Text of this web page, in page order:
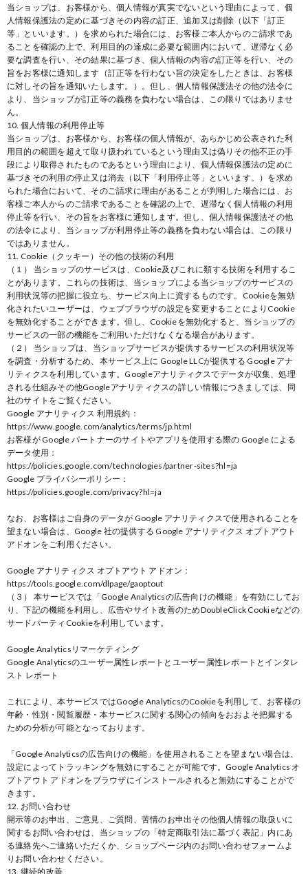
当ショップは、お客様から、個人情報が真実でないという理由によって、個
人情報保護法の定めに基づきその内容の訂正、追加又は削除（以下「訂正
等」といいます。）を求められた場合には、お客様ご本人からのご請求であ
ることを確認の上で、利用目的の達成に必要な範囲内において、遅滞なく必
要な調査を行い、その結果に基づき、個人情報の内容の訂正等を行い、その
旨をお客様に通知します（訂正等を行わない旨の決定をしたときは、お客様
に対しその旨を通知いたします。）。但し、個人情報保護法その他の法令に
より、当ショップが訂正等の義務を負わない場合は、この限りではありませ
ん。
10. 個人情報の利用停止等
当ショップは、お客様から、お客様の個人情報が、あらかじめ公表された利
用目的の範囲を超えて取り扱われているという理由又は偽りその他不正の手
段により取得されたものであるという理由により、個人情報保護法の定めに
基づきその利用の停止又は消去（以下「利用停止等」といいます。）を求め
られた場合において、そのご請求に理由があることが判明した場合には、お
客様ご本人からのご請求であることを確認の上で、遅滞なく個人情報の利用
停止等を行い、その旨をお客様に通知します。但し、個人情報保護法その他
の法令により、当ショップが利用停止等の義務を負わない場合は、この限り
ではありません。
11. Cookie（クッキー）その他の技術の利用
（１） 当ショップのサービスは、Cookie及びこれに類する技術を利用するこ
とがあります。これらの技術は、当ショップによる当ショップのサービスの
利用状況等の把握に役立ち、サービス向上に資するものです。Cookieを無効
化されたいユーザーは、ウェブブラウザの設定を変更することによりCookie
を無効化することができます。但し、Cookieを無効化すると、当ショップの
サービスの一部の機能をご利用いただけなくなる場合があります。
（２） 当ショップは、当ショップサービスが提供するサービスの利用状況等
を調査・分析するため、本サービス上に Google LLCが提供する Google アナ
リティクスを利用しています。Googleアナリティクスでデータが収集、処理
される仕組みその他Googleアナリティクスの詳しい情報につきましては、同
社のサイトをご覧ください。
Google アナリティクス 利用規約：
https://www.google.com/analytics/terms/jp.html
お客様が Google パートナーのサイトやアプリを使用する際の Google による
データ使用：
https://policies.google.com/technologies/partner-sites?hl=ja
Google プライバシーポリシー：
https://policies.google.com/privacy?hl=ja
なお、お客様はご自身のデータが Google アナリティクスで使用されることを
望まない場合は、Google 社の提供する Google アナリティクス オプトアウト
アドオンをご利用ください。
Google アナリティクス オプトアウト アドオン：
https://tools.google.com/dlpage/gaoptout
（３） 本サービスでは「Google Analyticsの広告向けの機能」を有効にしてお
り、下記の機能を利用し、広告やサイト改善のためDoubleClick Cookieなどの
サードパーティCookieを利用しています。
Google Analyticsリマーケティング
Google Analyticsのユーザー属性レポートとユーザー属性レポートとインタレ
スト レポート
これにより、本サービスではGoogle AnalyticsのCookieを利用して、お客様の
年齢・性別・閲覧履歴・本サービスに関する関心の傾向をおおよそ把握する
ための分析が可能となっております。
「Google Analyticsの広告向けの機能」を使用されることを望まない場合は、
設定によってトラッキングを無効にすることが可能です。Google Analytics オ
プトアウト アドオンをブラウザにインストールされると無効にすることがで
きます。
12. お問い合わせ
開示等のお申出、ご意見、ご質問、苦情のお申出その他個人情報の取扱いに
関するお問い合わせは、当ショップの「特定商取引法に基づく表記」内にあ
る連絡先へご連絡いただくか、ショップページ内のお問い合わせフォームよ
りお問い合わせください。
13. 継続的改善